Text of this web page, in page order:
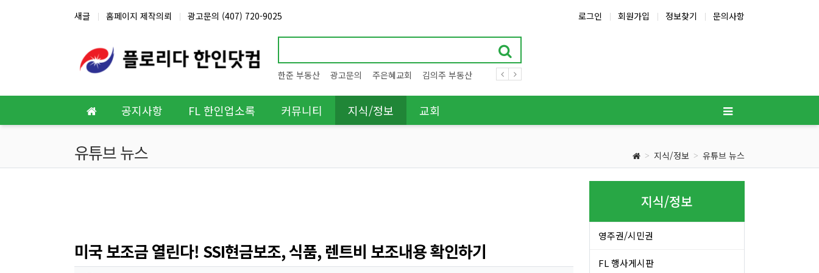
새글 홈페이지 제작의뢰 광고문의 (407) 720-9025 로그인 회원가입 정보찾기 문의사항
한준 부동산 광고문의 주은혜교회 김의주 부동산
공지사항 FL 한인업소록 커뮤니티 지식/정보 교회
유튜브 뉴스 지식/정보 유튜브 뉴스
미국 보조금 열린다! SSI현금보조, 식품, 렌트비 보조내용 확인하기
지식/정보
영주권/시민권
FL 행사게시판